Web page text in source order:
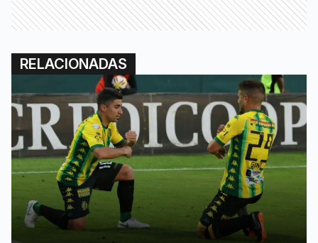
RELACIONADAS